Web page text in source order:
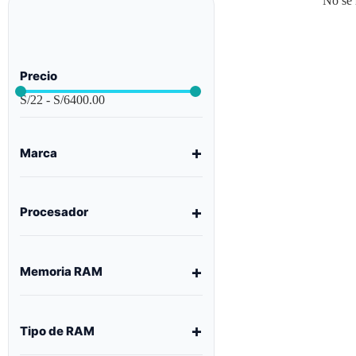
Precio
S/22 - S/6400.00
Marca
Procesador
Memoria RAM
Tipo de RAM